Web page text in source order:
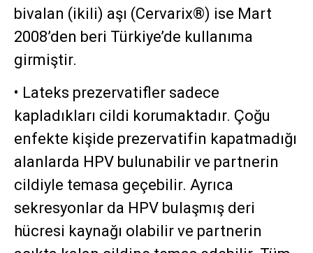
bivalan (ikili) aşı (Cervarix®) ise Mart
2008’den beri Türkiye’de kullanıma
girmiştir.
• Lateks prezervatifler sadece
kapladıkları cildi korumaktadır. Çoğu
enfekte kişide prezervatifin kapatmadığı
alanlarda HPV bulunabilir ve partnerin
cildiyle temasa geçebilir. Ayrıca
sekresyonlar da HPV bulaşmış deri
hücresi kaynağı olabilir ve partnerin